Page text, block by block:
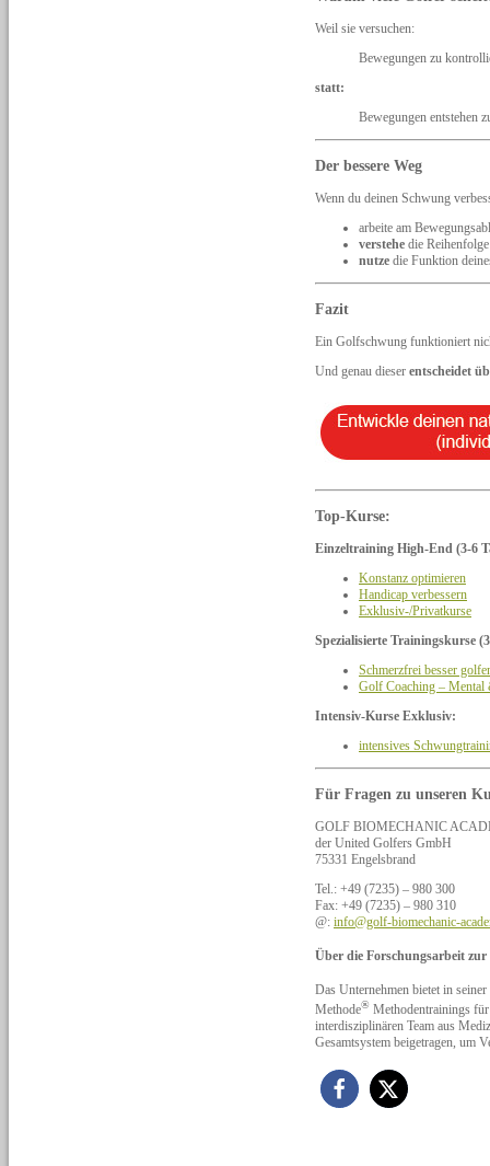
Weil sie versuchen:
Bewegungen zu
statt:
Bewegungen entstehen
Der bessere Weg
Wenn du deinen Schwung
arbeite am
verstehe die
nutze die Funktion
Fazit
Ein Golfschwung funktioniert
Und genau dieser entscheidet
Top-Kurse:
Einzeltraining High-End (3-6
Konstanz optimieren
Handicap verbessern
Exklusiv-/Privatkurse
Spezialisierte Trainingskurse
Schmerzfrei besser
Golf Coaching – Mental
Intensiv-Kurse Exklusiv:
intensives
Für Fragen zu unseren
GOLF BIOMECHANIC
der United Golfers GmbH
75331 Engelsbrand
Tel.: +49 (7235) – 980 300
Fax: +49 (7235) – 980 310
@: info@golf-biomechanic-
Über die Forschungsarbeit
Das Unternehmen bietet in
Methode® Methodentrainings für
interdisziplinären Team aus
Gesamtsystem beigetragen, um